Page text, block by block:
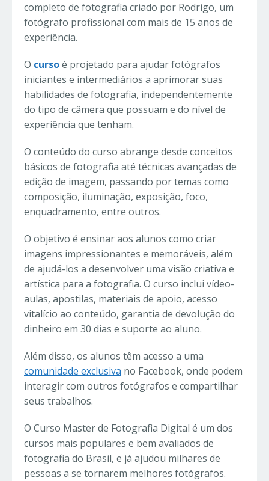
completo de fotografia criado por Rodrigo, um
fotógrafo profissional com mais de 15 anos de
experiência.
O cursoé projetado para ajudar fotógrafos
iniciantes e intermediários a aprimorar suas
habilidades de fotografia, independentemente
do tipo de câmera que possuam e do nível de
experiência que tenham.
O conteúdo do curso abrange desde conceitos
básicos de fotografia até técnicas avançadas de
edição de imagem, passando por temas como
composição, iluminação, exposição, foco,
enquadramento, entre outros.
O objetivo é ensinar aos alunos como criar
imagens impressionantes e memoráveis, além
de ajudá-los a desenvolver uma visão criativa e
artística para a fotografia. O curso inclui vídeo-
aulas, apostilas, materiais de apoio, acesso
vitalício ao conteúdo, garantia de devolução do
dinheiro em 30 dias e suporte ao aluno.
Além disso, os alunos têm acesso a uma
comunidade exclusiva no Facebook, onde podem
interagir com outros fotógrafos e compartilhar
seus trabalhos.
O Curso Master de Fotografia Digital é um dos
cursos mais populares e bem avaliados de
fotografia do Brasil, e já ajudou milhares de
pessoas a se tornarem melhores fotógrafos.